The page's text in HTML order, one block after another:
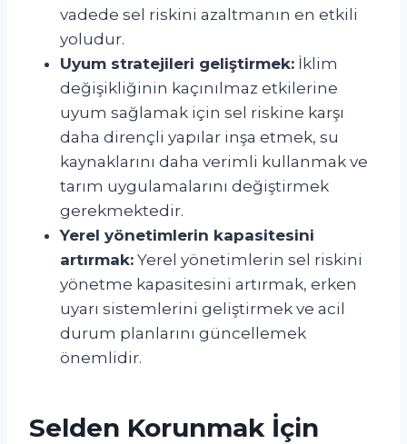
vadede sel riskini azaltmanın en etkili
yoludur.
Uyum stratejileri geliştirmek: İklim
değişikliğinin kaçınılmaz etkilerine
uyum sağlamak için sel riskine karşı
daha dirençli yapılar inşa etmek, su
kaynaklarını daha verimli kullanmak ve
tarım uygulamalarını değiştirmek
gerekmektedir.
Yerel yönetimlerin kapasitesini
artırmak: Yerel yönetimlerin sel riskini
yönetme kapasitesini artırmak, erken
uyarı sistemlerini geliştirmek ve acil
durum planlarını güncellemek
önemlidir.
Selden Korunmak İçin